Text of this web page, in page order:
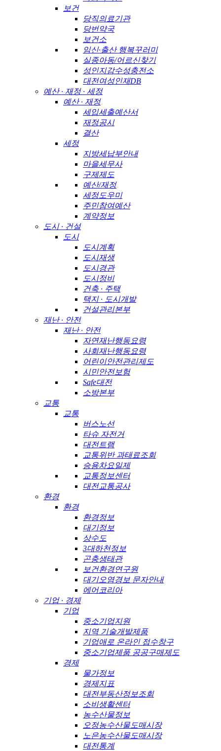
보건
당직의료기관
당번약국
보건소
임신·출산 행복꾸러미
실종아동/어르신찾기
성인지감수성충전소
대전여성인재DB
예산 · 재정 · 세정
예산 · 재정
세입세출예산서
재정공시
결산
세정
지방세납부안내
마을세무사
구제제도
예산/재정
세정도우미
주민참여예산
계약정보
도시 · 건설
도시
도시계획
도시재생
도시경관
도시정비
건축 · 주택
택지 · 도시개발
건설관리본부
재난 · 안전
재난 · 안전
자연재난행동요령
사회재난행동요령
어린이안전관리제도
시민안전보험
Safe대전
소방본부
교통
교통
버스노선
타슈 자전거
대전트램
교통위반 과태료조회
승용차요일제
교통정보센터
대전교통공사
환경
환경
환경정보
대기정보
상수도
3대하천정보
곤충생태관
보건환경연구원
대기오염경보 문자안내
에어코리아
기업 · 경제
기업
중소기업지원
지역 기술개발제품
기업애로 온라인 접수창구
중소기업제품 공공구매제도
경제
물가정보
경제지표
대전부동산정보조회
소비생활센터
농수산물정보
오정농수산물도매시장
노은농수산물도매시장
대전통계